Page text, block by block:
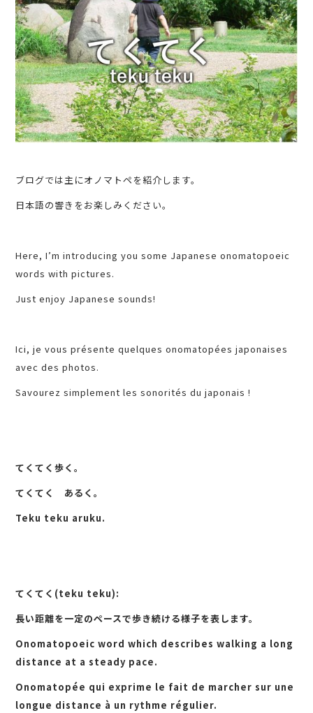
ブログでは主にオノマトペを紹介します。
日本語の響きをお楽しみください。
Here, I’m introducing you some Japanese onomatopoeic
words with pictures.
Just enjoy Japanese sounds!
Ici, je vous présente quelques onomatopées japonaises
avec des photos.
Savourez simplement les sonorités du japonais !
てくてく歩く。
てくてく あるく。
Teku teku aruku.
てくてく(teku teku):
長い距離を一定のペースで歩き続ける様子を表します。
Onomatopoeic word which describes walking a long
distance at a steady pace.
Onomatopée qui exprime le fait de marcher sur une
longue distance à un rythme régulier.